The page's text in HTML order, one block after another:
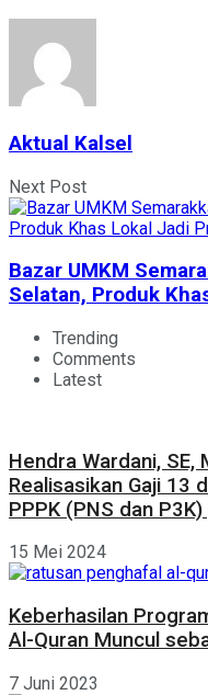
Aktual Kalsel
Next Post
Bazar UMKM
Selatan, Produk
Trending
Comments
Latest
Hendra Wardani, SE,
Realisasikan Gaji 13
PPPK (PNS dan
15 Mei 2024
Keberhasilan
Al-Quran Muncul
7 Juni 2023